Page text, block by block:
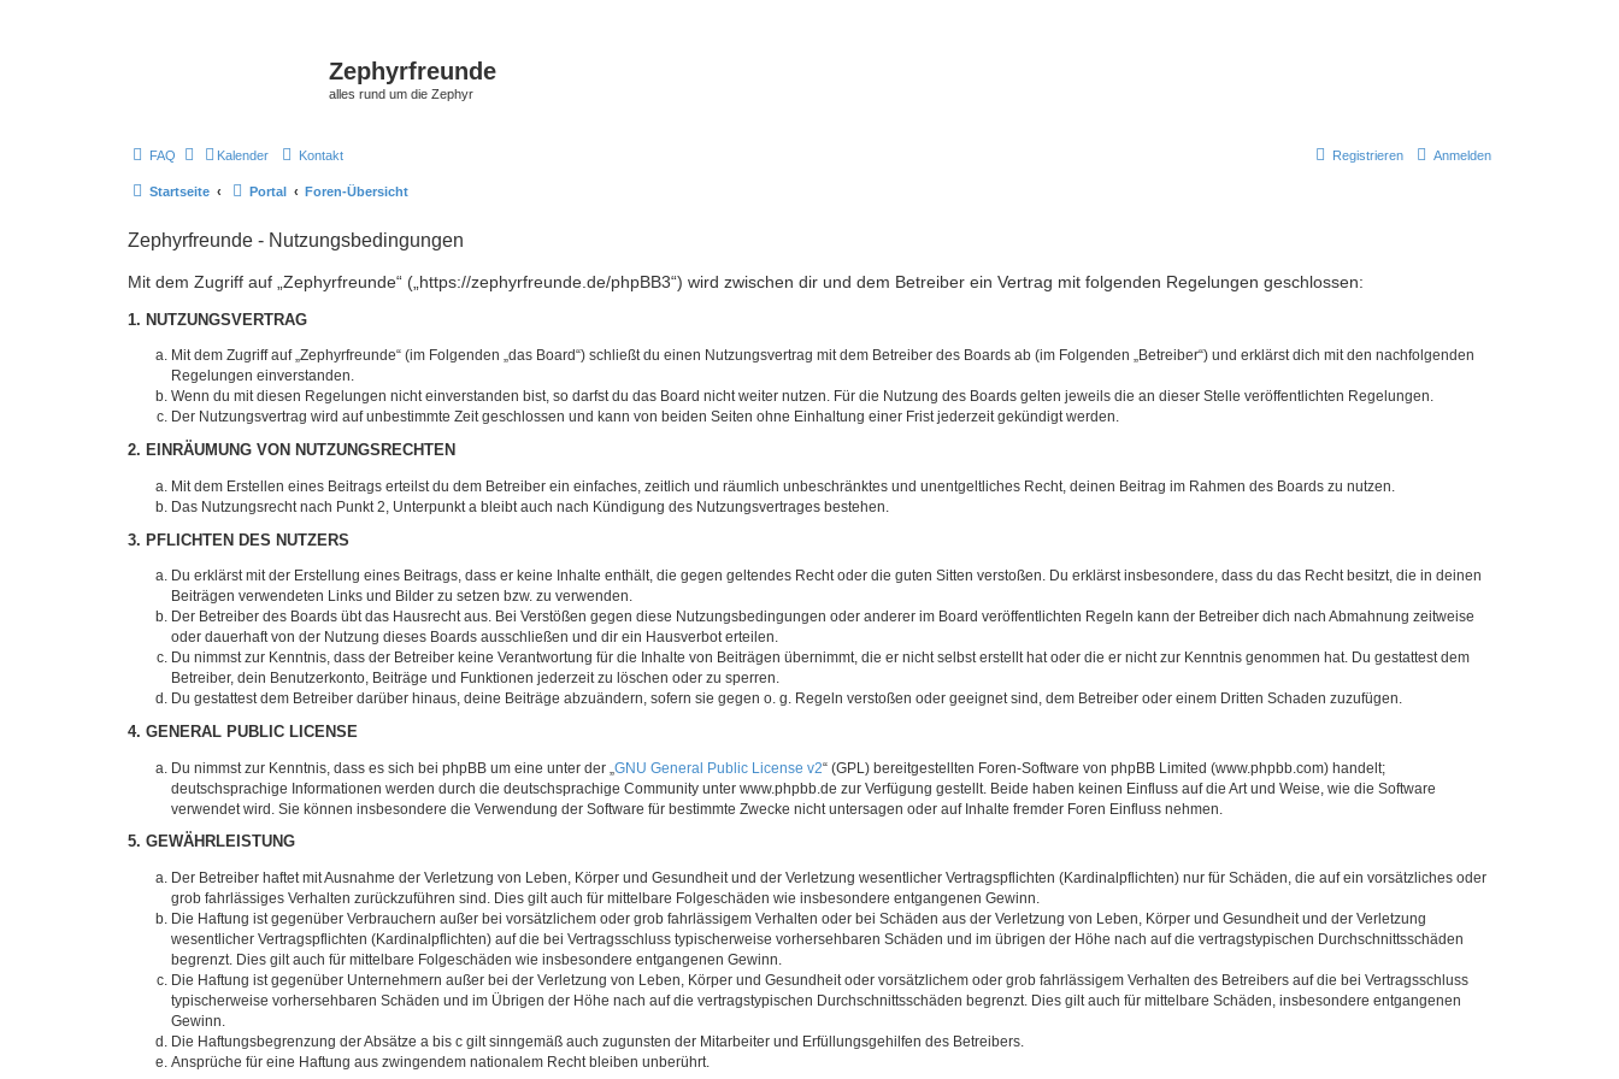
Zephyrfreunde
alles rund um die Zephyr
FAQ Kalender Kontakt Anmelden
Registrieren
Startseite Portal Foren-Übersicht
Zephyrfreunde - Nutzungsbedingungen
Mit dem Zugriff auf „Zephyrfreunde“ („https://zephyrfreunde.de/phpBB3“) wird zwischen dir und dem Betreiber ein Vertrag mit folgenden Regelungen geschlossen:
1. NUTZUNGSVERTRAG
Mit dem Zugriff auf „Zephyrfreunde“ (im Folgenden „das Board“) schließt du einen Nutzungsvertrag mit dem Betreiber des Boards ab (im Folgenden „Betreiber“) und erklärst dich mit den nachfolgenden
Regelungen einverstanden.
Wenn du mit diesen Regelungen nicht einverstanden bist, so darfst du das Board nicht weiter nutzen. Für die Nutzung des Boards gelten jeweils die an dieser Stelle veröffentlichten Regelungen.
Der Nutzungsvertrag wird auf unbestimmte Zeit geschlossen und kann von beiden Seiten ohne Einhaltung einer Frist jederzeit gekündigt werden.
2. EINRÄUMUNG VON NUTZUNGSRECHTEN
Mit dem Erstellen eines Beitrags erteilst du dem Betreiber ein einfaches, zeitlich und räumlich unbeschränktes und unentgeltliches Recht, deinen Beitrag im Rahmen des Boards zu nutzen.
Das Nutzungsrecht nach Punkt 2, Unterpunkt a bleibt auch nach Kündigung des Nutzungsvertrages bestehen.
3. PFLICHTEN DES NUTZERS
Du erklärst mit der Erstellung eines Beitrags, dass er keine Inhalte enthält, die gegen geltendes Recht oder die guten Sitten verstoßen. Du erklärst insbesondere, dass du das Recht besitzt, die in deinen
Beiträgen verwendeten Links und Bilder zu setzen bzw. zu verwenden.
Der Betreiber des Boards übt das Hausrecht aus. Bei Verstößen gegen diese Nutzungsbedingungen oder anderer im Board veröffentlichten Regeln kann der Betreiber dich nach Abmahnung zeitweise
oder dauerhaft von der Nutzung dieses Boards ausschließen und dir ein Hausverbot erteilen.
Du nimmst zur Kenntnis, dass der Betreiber keine Verantwortung für die Inhalte von Beiträgen übernimmt, die er nicht selbst erstellt hat oder die er nicht zur Kenntnis genommen hat. Du gestattest dem
Betreiber, dein Benutzerkonto, Beiträge und Funktionen jederzeit zu löschen oder zu sperren.
Du gestattest dem Betreiber darüber hinaus, deine Beiträge abzuändern, sofern sie gegen o. g. Regeln verstoßen oder geeignet sind, dem Betreiber oder einem Dritten Schaden zuzufügen.
4. GENERAL PUBLIC LICENSE
Du nimmst zur Kenntnis, dass es sich bei phpBB um eine unter der „ GNU General Public License v2“ (GPL) bereitgestellten Foren-Software von phpBB Limited (www.phpbb.com) handelt;
deutschsprachige Informationen werden durch die deutschsprachige Community unter www.phpbb.de zur Verfügung gestellt. Beide haben keinen Einfluss auf die Art und Weise, wie die Software
verwendet wird. Sie können insbesondere die Verwendung der Software für bestimmte Zwecke nicht untersagen oder auf Inhalte fremder Foren Einfluss nehmen.
5. GEWÄHRLEISTUNG
Der Betreiber haftet mit Ausnahme der Verletzung von Leben, Körper und Gesundheit und der Verletzung wesentlicher Vertragspflichten (Kardinalpflichten) nur für Schäden, die auf ein vorsätzliches oder
grob fahrlässiges Verhalten zurückzuführen sind. Dies gilt auch für mittelbare Folgeschäden wie insbesondere entgangenen Gewinn.
Die Haftung ist gegenüber Verbrauchern außer bei vorsätzlichem oder grob fahrlässigem Verhalten oder bei Schäden aus der Verletzung von Leben, Körper und Gesundheit und der Verletzung
wesentlicher Vertragspflichten (Kardinalpflichten) auf die bei Vertragsschluss typischerweise vorhersehbaren Schäden und im übrigen der Höhe nach auf die vertragstypischen Durchschnittsschäden
begrenzt. Dies gilt auch für mittelbare Folgeschäden wie insbesondere entgangenen Gewinn.
Die Haftung ist gegenüber Unternehmern außer bei der Verletzung von Leben, Körper und Gesundheit oder vorsätzlichem oder grob fahrlässigem Verhalten des Betreibers auf die bei Vertragsschluss
typischerweise vorhersehbaren Schäden und im Übrigen der Höhe nach auf die vertragstypischen Durchschnittsschäden begrenzt. Dies gilt auch für mittelbare Schäden, insbesondere entgangenen
Gewinn.
Die Haftungsbegrenzung der Absätze a bis c gilt sinngemäß auch zugunsten der Mitarbeiter und Erfüllungsgehilfen des Betreibers.
Ansprüche für eine Haftung aus zwingendem nationalem Recht bleiben unberührt.